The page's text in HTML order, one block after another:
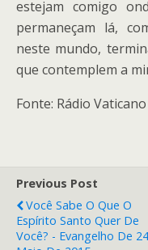
estejam comigo
permaneçam lá,
neste mundo,
que contemplem a
Fonte: Rádio Vaticano
Previous Post
Você Sabe O Que O
Espírito Santo Quer De
Você? - Evangelho De